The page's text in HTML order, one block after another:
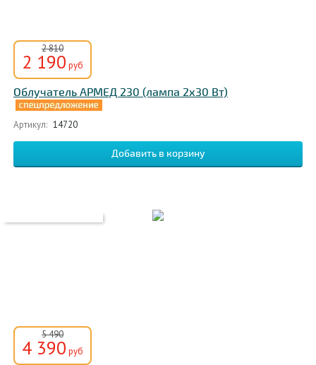
2 810
2 190 руб
Облучатель АРМЕД 230 (лампа 2х30 Вт)
Артикул: 14720
5 490
4 390 руб